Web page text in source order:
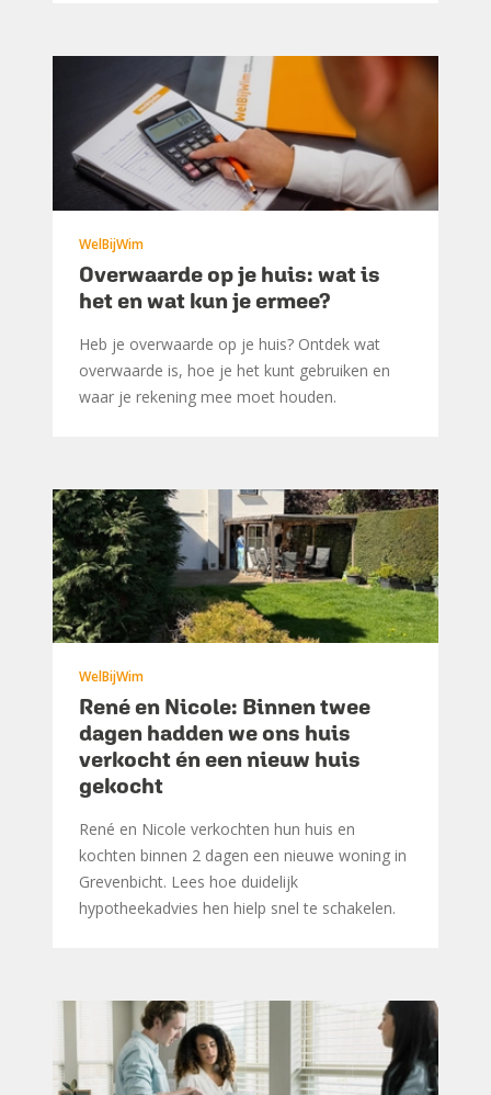
WelBijWim
Overwaarde op je huis: wat is
het en wat kun je ermee?
Heb je overwaarde op je huis? Ontdek wat
overwaarde is, hoe je het kunt gebruiken en
waar je rekening mee moet houden.
WelBijWim
René en Nicole: Binnen twee
dagen hadden we ons huis
verkocht én een nieuw huis
gekocht
René en Nicole verkochten hun huis en
kochten binnen 2 dagen een nieuwe woning in
Grevenbicht. Lees hoe duidelijk
hypotheekadvies hen hielp snel te schakelen.